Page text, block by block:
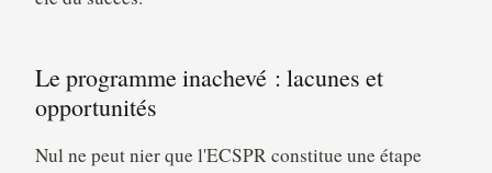
Le programme inachevé : lacunes et
opportunités
Nul ne peut nier que l'ECSPR constitue une étape